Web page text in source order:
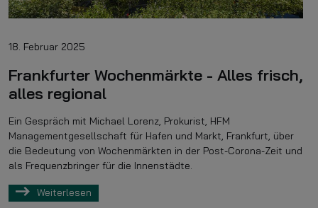
18. Februar 2025
Frankfurter Wochenmärkte - Alles frisch,
alles regional
Ein Gespräch mit Michael Lorenz, Prokurist, HFM
Managementgesellschaft für Hafen und Markt, Frankfurt, über
die Bedeutung von Wochenmärkten in der Post-Corona-Zeit und
als Frequenzbringer für die Innenstädte.
Weiterlesen